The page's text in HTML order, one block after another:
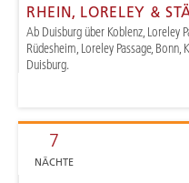
RHEIN, LORELEY &
Ab Duisburg über Koblenz, Loreley
Rüdesheim, Loreley Passage,
Duisburg.
7
NÄCHTE